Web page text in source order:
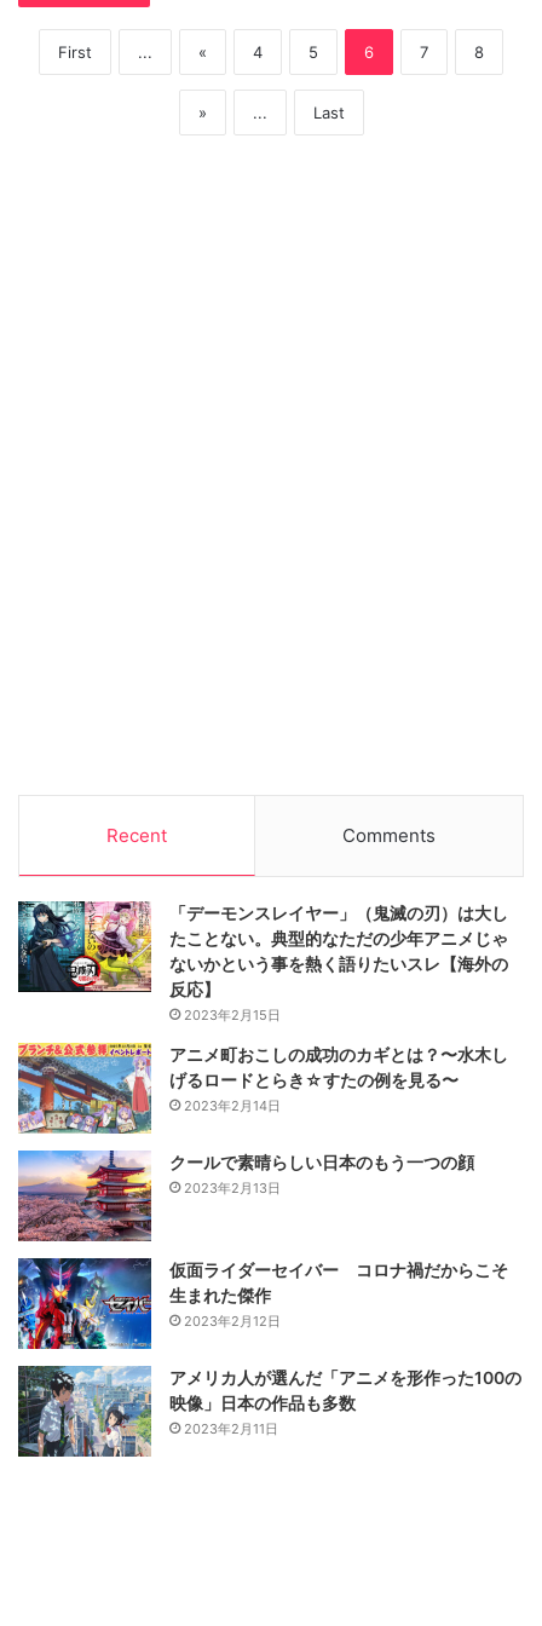
First ... « 4 5 6 7 8
» ... Last
Recent Comments
「デーモンスレイヤー」（鬼滅の刃）は大し
たことない。典型的なただの少年アニメじゃ
ないかという事を熱く語りたいスレ【海外の
反応】
2023年2月15日
アニメ町おこしの成功のカギとは？〜水木し
げるロードとらき☆すたの例を見る〜
2023年2月14日
クールで素晴らしい日本のもう一つの顔
2023年2月13日
仮面ライダーセイバー コロナ禍だからこそ
生まれた傑作
2023年2月12日
アメリカ人が選んだ「アニメを形作った100の
映像」日本の作品も多数
2023年2月11日